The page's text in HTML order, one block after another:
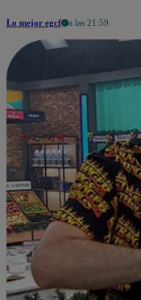
Lo mejor egcf a las 21:59